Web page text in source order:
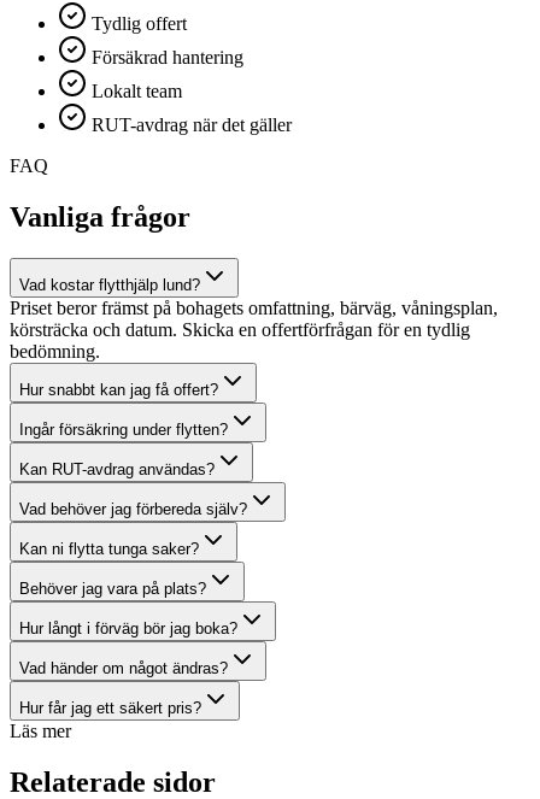
Tydlig offert
Försäkrad hantering
Lokalt team
RUT-avdrag när det gäller
FAQ
Vanliga frågor
Vad kostar flytthjälp lund?
Priset beror främst på bohagets omfattning, bärväg, våningsplan,
körsträcka och datum. Skicka en offertförfrågan för en tydlig
bedömning.
Hur snabbt kan jag få offert?
Ingår försäkring under flytten?
Kan RUT-avdrag användas?
Vad behöver jag förbereda själv?
Kan ni flytta tunga saker?
Behöver jag vara på plats?
Hur långt i förväg bör jag boka?
Vad händer om något ändras?
Hur får jag ett säkert pris?
Läs mer
Relaterade sidor